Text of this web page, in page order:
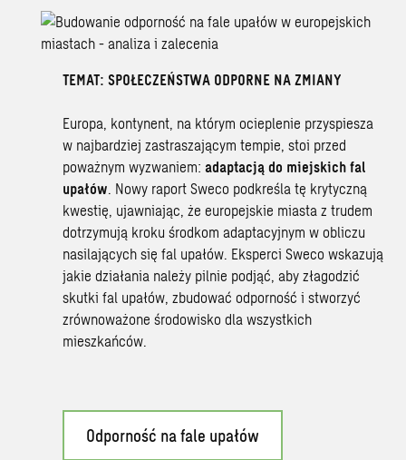
TEMAT: SPOŁECZEŃSTWA ODPORNE NA ZMIANY
Europa, kontynent, na którym ocieplenie przyspiesza
w najbardziej zastraszającym tempie, stoi przed
poważnym wyzwaniem: adaptacją do miejskich fal
upałów. Nowy raport Sweco podkreśla tę krytyczną
kwestię, ujawniając, że europejskie miasta z trudem
dotrzymują kroku środkom adaptacyjnym w obliczu
nasilających się fal upałów. Eksperci Sweco wskazują
jakie działania należy pilnie podjąć, aby złagodzić
skutki fal upałów, zbudować odporność i stworzyć
zrównoważone środowisko dla wszystkich
mieszkańców.
Odporność na fale upałów